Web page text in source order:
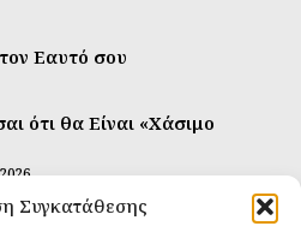
Συγκατάθεσης
Εαυτό σου
ότι θα Είναι «Χάσιμο
Τέλεια Κομπούτσα